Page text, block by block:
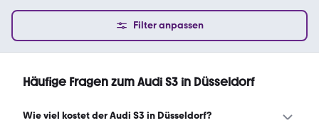
Filter anpassen
Häufige Fragen zum Audi S3 in Düsseldorf
Wie viel kostet der Audi S3 in Düsseldorf?